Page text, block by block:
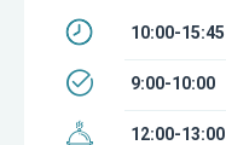
10:00-15:45
9:00-10:00
12:00-13:00